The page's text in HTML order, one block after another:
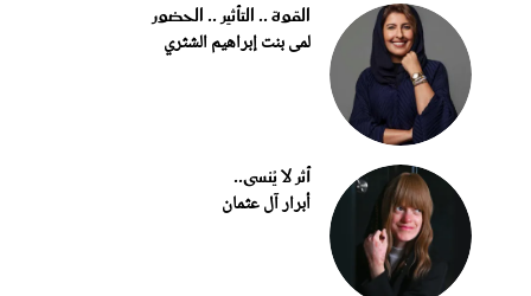
القوة .. التأثير .. الحضور
لمى بنت إبراهيم الشثري
أثر لا يُنسى..
أبرار آل عثمان